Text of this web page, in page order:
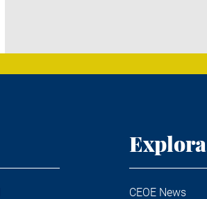
CEOE News